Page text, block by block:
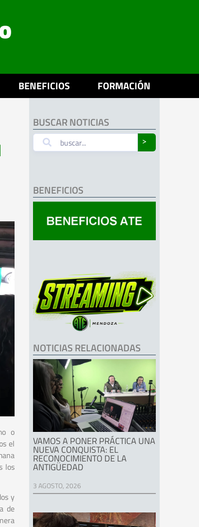
BENEFICIOS FORMACIÓN
o
el
los
y
de
BUSCAR NOTICIAS
˃
BENEFICIOS
NOTICIAS RELACIONADAS
VAMOS A PONER PRÁCTICA UNA
NUEVA CONQUISTA: EL
RECONOCIMIENTO DE LA
ANTIGÜEDAD
3 AGOSTO, 2026